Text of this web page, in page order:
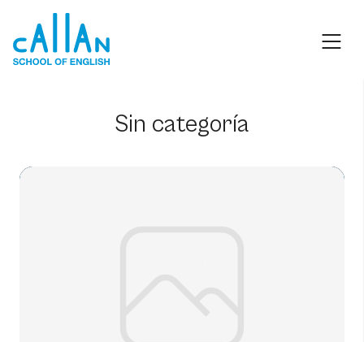
content
Sin categoría